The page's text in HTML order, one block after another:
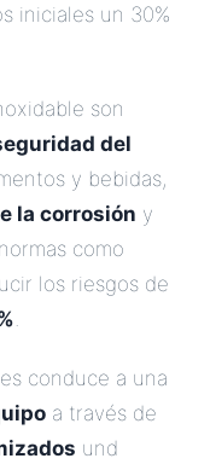
iniciales un 30%
son
del
y bebidas,
la corrosión y
como
los riesgos de
.
conduce a una
a través de
und